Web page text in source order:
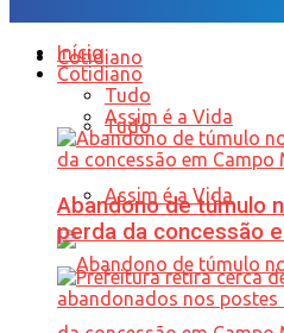
Cotidiano
Tudo
Assim é a Vida
Início
Cotidiano
Tudo
Assim é a Vida
Abandono de túmulo
perda da concessão